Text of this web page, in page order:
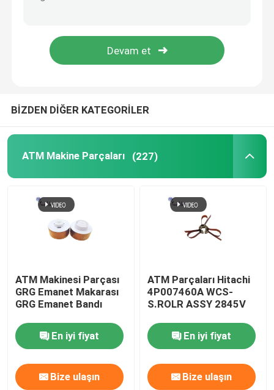
Hyosung ATM Parçaları
ATM Kaset Parçaları
ATM Makbuz Yazıcısı
NCR Talladega PC Çekirdeği
ATM Anakart
BİZDEN DİĞER KATEGORİLER
ATM Makine Parçaları (227)
ATM Makinesi Parçası
GRG Emanet Makarası
GRG Emanet Bandı
En iyi fiyat
Bize ulaşın
ATM Parçaları Hitachi
4P007460A WCS-
S.ROLR ASSY 2845V
En iyi fiyat
Bize ulaşın